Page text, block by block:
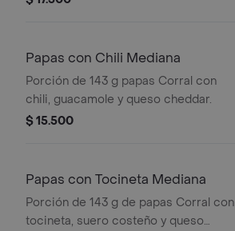
Papas con Chili Mediana
Porción de 143 g papas Corral con
chili, guacamole y queso cheddar.
$ 15.500
Papas con Tocineta Mediana
Porción de 143 g de papas Corral con
tocineta, suero costeño y queso